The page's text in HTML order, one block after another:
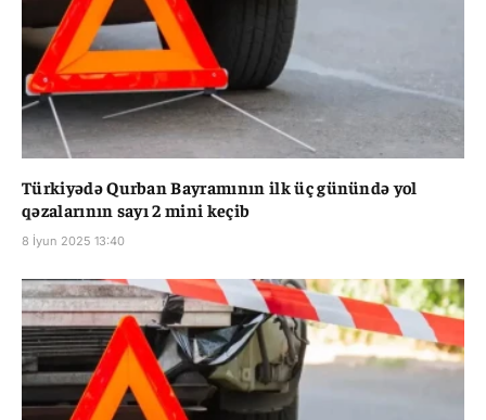
Türkiyədə Qurban Bayramının ilk üç günündə yol
qəzalarının sayı 2 mini keçib
8 İyun 2025 13:40